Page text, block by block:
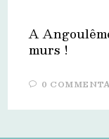
A
murs !
0